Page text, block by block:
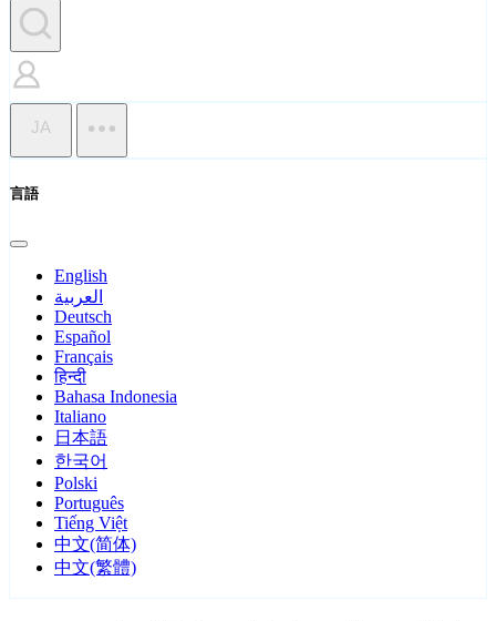
JA
言語
English
العربية
Deutsch
Español
Français
हिन्दी
Bahasa Indonesia
Italiano
日本語
한국어
Polski
Português
Tiếng Việt
中文(简体)
中文(繁體)